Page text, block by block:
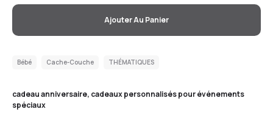
Ajouter Au Panier
Bébé Cache-Couche THÉMATIQUES
cadeau anniversaire, cadeaux personnalisés pour événements
spéciaux